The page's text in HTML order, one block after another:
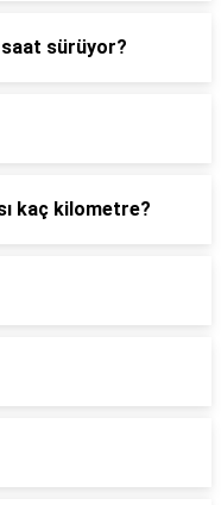
sürüyor?
kaç kilometre?